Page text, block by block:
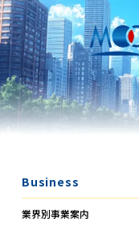
Business
業界別事業案内